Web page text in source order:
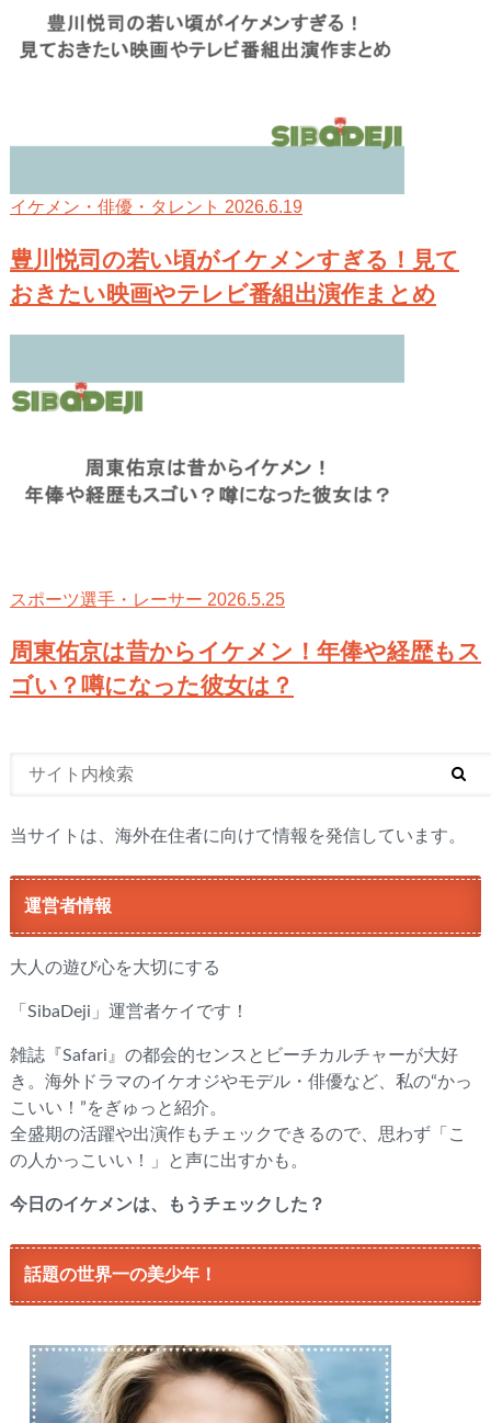
イケメン・俳優・タレント 2026.6.19
豊川悦司の若い頃がイケメンすぎる！見て
おきたい映画やテレビ番組出演作まとめ
スポーツ選手・レーサー 2026.5.25
周東佑京は昔からイケメン！年俸や経歴もス
ゴい？噂になった彼女は？
当サイトは、海外在住者に向けて情報を発信しています。
運営者情報
大人の遊び心を大切にする
「SibaDeji」運営者ケイです！
雑誌『Safari』の都会的センスとビーチカルチャーが大好
き。海外ドラマのイケオジやモデル・俳優など、私の“かっ
こいい！”をぎゅっと紹介。
全盛期の活躍や出演作もチェックできるので、思わず「こ
の人かっこいい！」と声に出すかも。
今日のイケメンは、もうチェックした？
話題の世界一の美少年！